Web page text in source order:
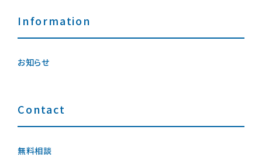
Information
お知らせ
Contact
無料相談